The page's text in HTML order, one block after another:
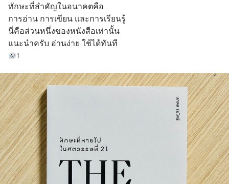
ทักษะที่สำคัญในอนาคตคือ
การอ่าน การเขียน และการเรียนรู้
นี่คือส่วนหนึ่งของหนังสือเท่านั้น
แนะนำครับ อ่านง่าย ใช้ได้ทันที
1